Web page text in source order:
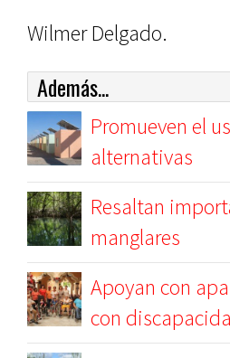
Wilmer Delgado.
Además...
Promueven el
alternativas
Resaltan
manglares
Apoyan con
con